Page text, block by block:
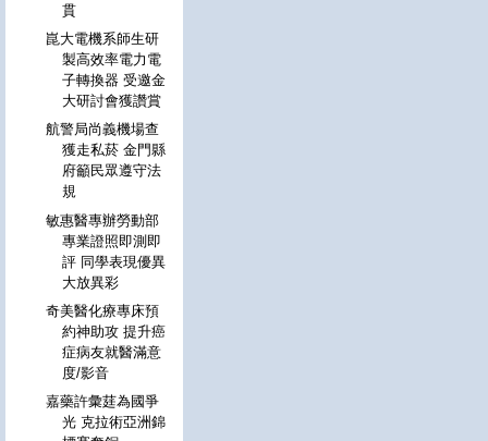
貫
崑大電機系師生研
製高效率電力電
子轉換器 受邀金
大研討會獲讚賞
航警局尚義機場查
獲走私菸 金門縣
府籲民眾遵守法
規
敏惠醫專辦勞動部
專業證照即測即
評 同學表現優異
大放異彩
奇美醫化療專床預
約神助攻 提升癌
症病友就醫滿意
度/影音
嘉藥許彙莛為國爭
光 克拉術亞洲錦